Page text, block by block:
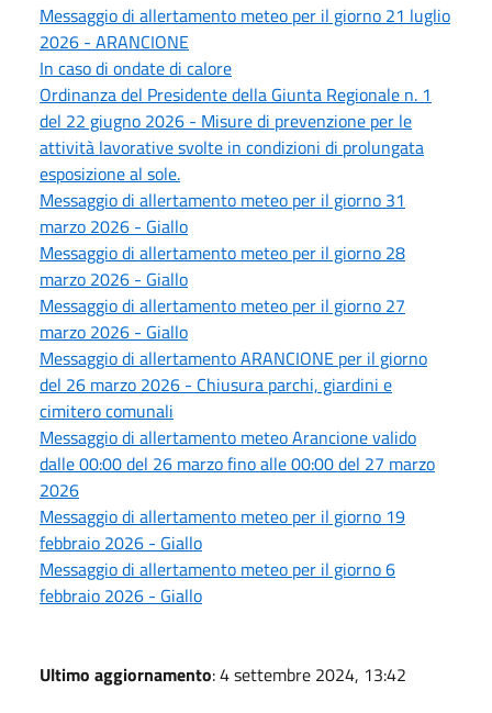
Messaggio di allertamento meteo per il giorno 21 luglio
2026 - ARANCIONE
In caso di ondate di calore
Ordinanza del Presidente della Giunta Regionale n. 1
del 22 giugno 2026 - Misure di prevenzione per le
attività lavorative svolte in condizioni di prolungata
esposizione al sole.
Messaggio di allertamento meteo per il giorno 31
marzo 2026 - Giallo
Messaggio di allertamento meteo per il giorno 28
marzo 2026 - Giallo
Messaggio di allertamento meteo per il giorno 27
marzo 2026 - Giallo
Messaggio di allertamento ARANCIONE per il giorno
del 26 marzo 2026 - Chiusura parchi, giardini e
cimitero comunali
Messaggio di allertamento meteo Arancione valido
dalle 00:00 del 26 marzo fino alle 00:00 del 27 marzo
2026
Messaggio di allertamento meteo per il giorno 19
febbraio 2026 - Giallo
Messaggio di allertamento meteo per il giorno 6
febbraio 2026 - Giallo
Ultimo aggiornamento: 4 settembre 2024, 13:42